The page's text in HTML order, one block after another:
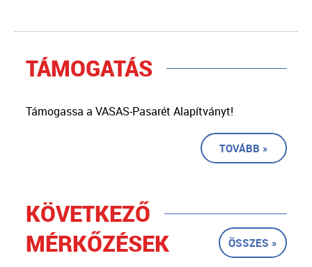
TÁMOGATÁS
Támogassa a VASAS-Pasarét Alapítványt!
TOVÁBB »
KÖVETKEZŐ
MÉRKŐZÉSEK
ÖSSZES »